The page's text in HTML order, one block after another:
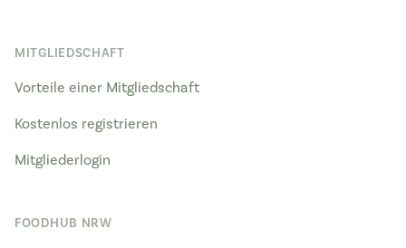
MITGLIEDSCHAFT
Vorteile einer Mitgliedschaft
Kostenlos registrieren
Mitgliederlogin
FOODHUB NRW